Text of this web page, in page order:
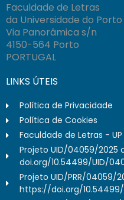
Faculdade de Letras
da Universidade do Porto
Via Panorâmica s/n
4150-564 Porto
PORTUGAL
LINKS ÚTEIS
Política de Privacidade
Política de Cookies
Faculdade de Letras - UP
Projeto UID/04059/
doi.org/10.54499/UID/
Projeto UID/PRR/04059/
https://doi.org/10.54499/